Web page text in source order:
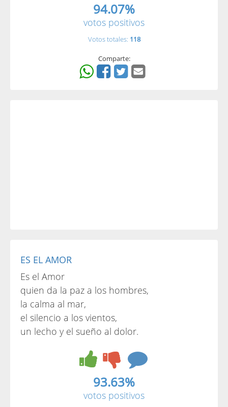
94.07%
votos positivos
Votos totales: 118
Comparte:
ES EL AMOR
Es el Amor
quien da la paz a los hombres,
la calma al mar,
el silencio a los vientos,
un lecho y el sueño al dolor.
93.63%
votos positivos